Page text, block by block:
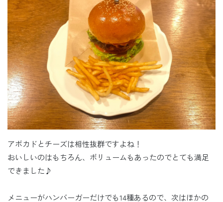
アボカドとチーズは相性抜群ですよね！
おいしいのはもちろん、ボリュームもあったのでとても満足
できました♪
メニューがハンバーガーだけでも14種あるので、次はほかの